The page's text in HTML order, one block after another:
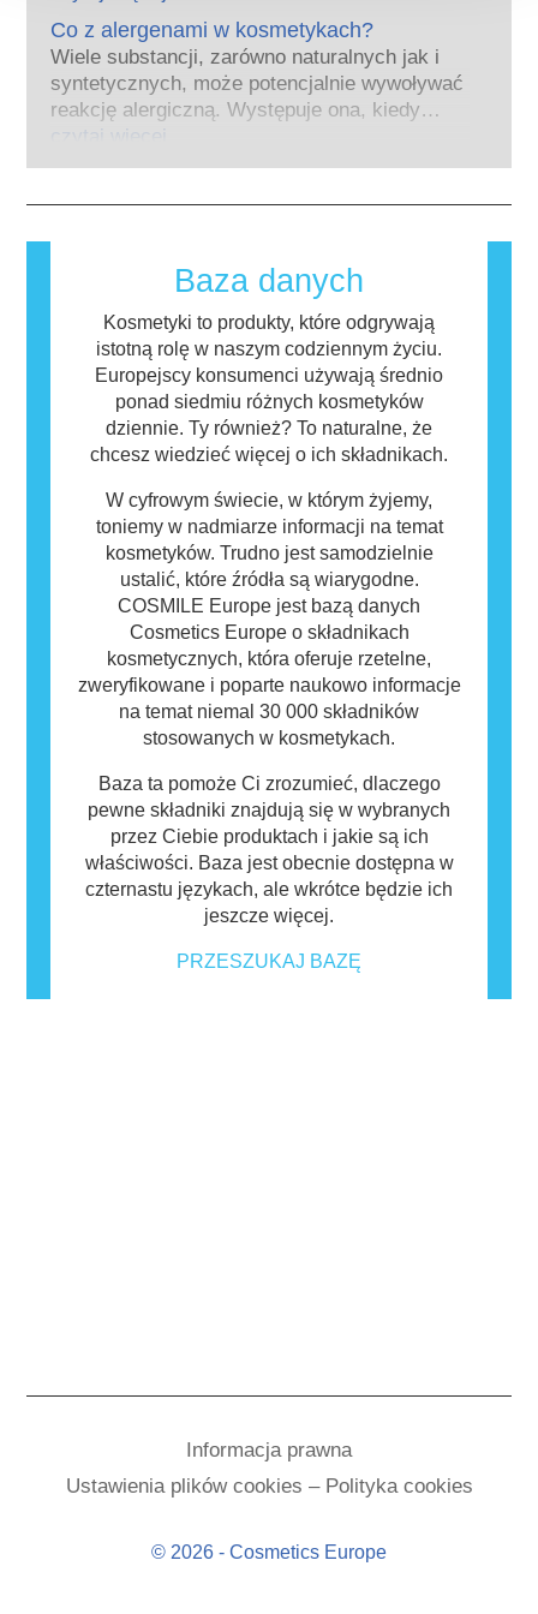
substancji jednak, a są to głównie leki o
silnym działaniu, ma potwierdzone działanie
powodujące zaburzenia układu hormonalnego.
Rygorystyczne oceny bezpieczeństwa
produktów przeprowadzane przez
funkcjonowania układu hormonalnego.
kosmetyczny inwestował w badania i rozwój,
tak aby stworzyć pionierskie alternatywy dla
testowania na zwierzętach w celu oceny
bezpieczeństwa składników i produktów
kosmetycznych.
Co z alergenami w kosmetykach?
Wiele substancji, zarówno naturalnych jak i
syntetycznych, może potencjalnie wywoływać
reakcję alergiczną. Występuje ona, kiedy
układ odpornościowy danej osoby zareaguje
mogą zawierać składniki, które dla niektórych
osób mogą okazać się alergizujące. Nie
oznacza to jednak, że produkt nie jest
bezpieczny dla innych.
czytaj więcej
Baza danych
Kosmetyki to produkty, które odgrywają
istotną rolę w naszym codziennym życiu.
Europejscy konsumenci używają średnio
ponad siedmiu różnych kosmetyków
dziennie. Ty również? To naturalne, że
chcesz wiedzieć więcej o ich składnikach.
W cyfrowym świecie, w którym żyjemy,
toniemy w nadmiarze informacji na temat
kosmetyków. Trudno jest samodzielnie
ustalić, które źródła są wiarygodne.
COSMILE Europe jest bazą danych
Cosmetics Europe o składnikach
kosmetycznych, która oferuje rzetelne,
zweryfikowane i poparte naukowo informacje
na temat niemal 30 000 składników
stosowanych w kosmetykach.
Baza ta pomoże Ci zrozumieć, dlaczego
pewne składniki znajdują się w wybranych
przez Ciebie produktach i jakie są ich
właściwości. Baza jest obecnie dostępna w
czternastu językach, ale wkrótce będzie ich
jeszcze więcej.
PRZESZUKAJ BAZĘ
Informacja prawna
Ustawienia plików cookies – Polityka cookies
© 2026 - Cosmetics Europe